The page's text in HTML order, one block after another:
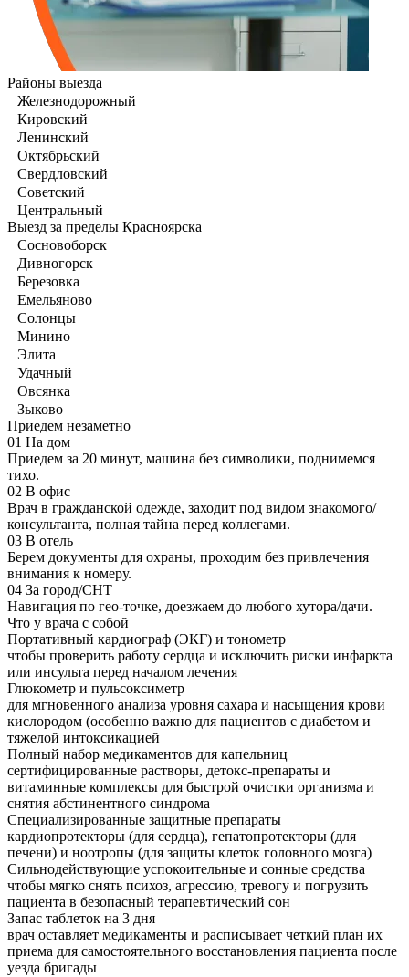
Районы выезда
Железнодорожный
Кировский
Ленинский
Октябрьский
Свердловский
Советский
Центральный
Выезд за пределы Красноярска
Сосновоборск
Дивногорск
Березовка
Емельяново
Солонцы
Минино
Элита
Удачный
Овсянка
Зыково
Приедем незаметно
01 На дом
Приедем за 20 минут, машина без символики, поднимемся
тихо.
02 В офис
Врач в гражданской одежде, заходит под видом знакомого/
консультанта, полная тайна перед коллегами.
03 В отель
Берем документы для охраны, проходим без привлечения
внимания к номеру.
04 За город/СНТ
Навигация по гео-точке, доезжаем до любого хутора/дачи.
Что у врача с собой
Портативный кардиограф (ЭКГ) и тонометр
чтобы проверить работу сердца и исключить риски инфаркта
или инсульта перед началом лечения
Глюкометр и пульсоксиметр
для мгновенного анализа уровня сахара и насыщения крови
кислородом (особенно важно для пациентов с диабетом и
тяжелой интоксикацией
Полный набор медикаментов для капельниц
сертифицированные растворы, детокс-препараты и
витаминные комплексы для быстрой очистки организма и
снятия абстинентного синдрома
Специализированные защитные препараты
кардиопротекторы (для сердца), гепатопротекторы (для
печени) и ноотропы (для защиты клеток головного мозга)
Сильнодействующие успокоительные и сонные средства
чтобы мягко снять психоз, агрессию, тревогу и погрузить
пациента в безопасный терапевтический сон
Запас таблеток на 3 дня
врач оставляет медикаменты и расписывает четкий план их
приема для самостоятельного восстановления пациента после
уезда бригады